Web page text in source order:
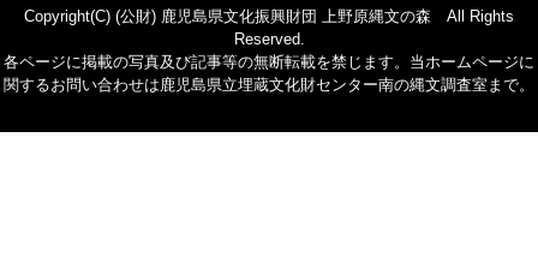
Copyright(C) (公財) 鹿児島県文化振興財団 上野原縄文の森 All Rights
Reserved.
各ページに掲載の写真及び記事等の無断転載を禁じます。当ホームページに
関するお問い合わせは鹿児島県立埋蔵文化財センター南の縄文調査室まで。